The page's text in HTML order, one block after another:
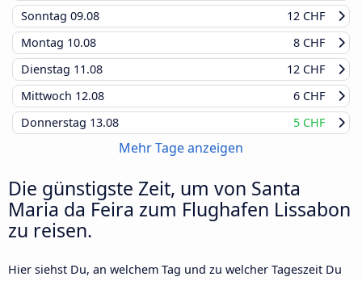
Sonntag 09.08
12 CHF
Montag 10.08
8 CHF
Dienstag 11.08
12 CHF
Mittwoch 12.08
6 CHF
Donnerstag 13.08 5 CHF
Mehr Tage anzeigen
Die günstigste Zeit, um von Santa
Maria da Feira zum Flughafen Lissabon
zu reisen.
Hier siehst Du, an welchem Tag und zu welcher Tageszeit Du